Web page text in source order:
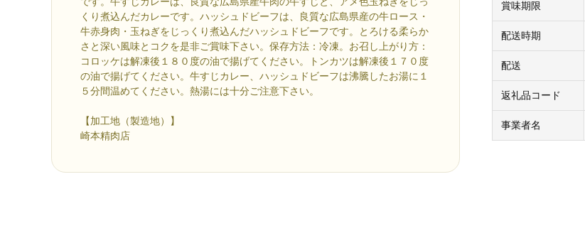
くり煮込んだカレーです。ハッシュドビーフは、良質な広島県産の牛ロース・
牛赤身肉・玉ねぎをじっくり煮込んだハッシュドビーフです。とろける柔らか
さと深い風味とコクを是非ご賞味下さい。保存方法：冷凍。お召し上がり方：
コロッケは解凍後１８０度の油で揚げてください。トンカツは解凍後１７０度
の油で揚げてください。牛すじカレー、ハッシュドビーフは沸騰したお湯に１
５分間温めてください。熱湯には十分ご注意下さい。
【加工地（製造地）】
崎本精肉店
賞味期限
配送時期
配送
返礼品コード
事業者名